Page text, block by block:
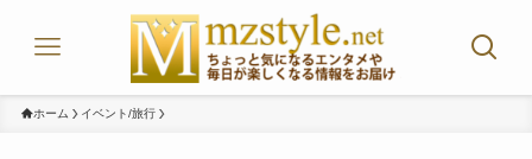
ホーム イベント/旅行